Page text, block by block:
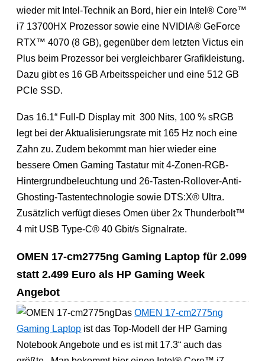
wieder mit Intel-Technik an Bord, hier ein Intel® Core™
i7 13700HX Prozessor sowie eine NVIDIA® GeForce
RTX™ 4070 (8 GB), gegenüber dem letzten Victus ein
Plus beim Prozessor bei vergleichbarer Grafikleistung.
Dazu gibt es 16 GB Arbeitsspeicher und eine 512 GB
PCIe SSD.
Das 16.1“ Full-D Display mit 300 Nits, 100 % sRGB
legt bei der Aktualisierungsrate mit 165 Hz noch eine
Zahn zu. Zudem bekommt man hier wieder eine
bessere Omen Gaming Tastatur mit 4-Zonen-RGB-
Hintergrundbeleuchtung und 26-Tasten-Rollover-Anti-
Ghosting-Tastentechnologie sowie DTS:X® Ultra.
Zusätzlich verfügt dieses Omen über 2x Thunderbolt™
4 mit USB Type-C® 40 Gbit/s Signalrate.
OMEN 17-cm2775ng Gaming Laptop für 2.099
statt 2.499 Euro als HP Gaming Week
Angebot
DasOMEN 17-cm2775ng
Gaming Laptop ist das Top-Modell der HP Gaming
Notebook Angebote und es ist mit 17.3“ auch das